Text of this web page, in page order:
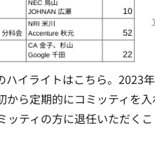
イライトはこちら。2023
から定期的にコミッティを
ティの方に退任いただくこ